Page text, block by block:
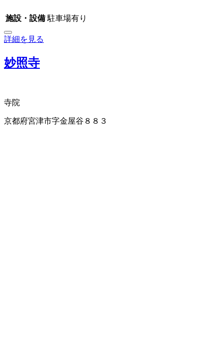
施設・設備 駐車場有り
詳細を見る
妙照寺
寺院
京都府宮津市字金屋谷８８３